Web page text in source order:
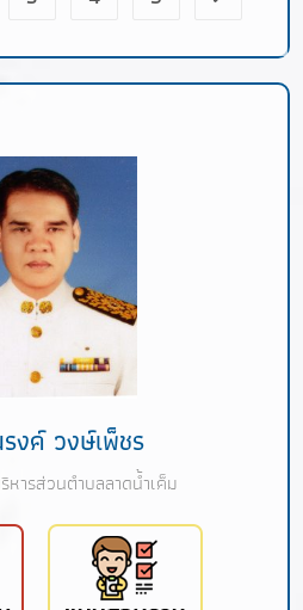
งค์ วงษ์เพ็ชร
หารส่วนตำบลลาดน้ำเค็ม